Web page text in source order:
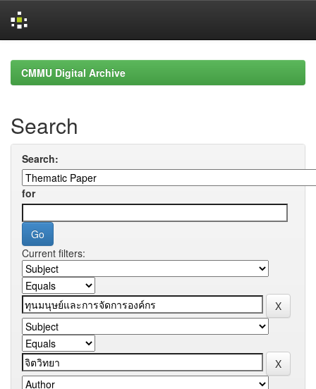
navigationCMMU Digital Archive
Search
Search:
for
Current filters: